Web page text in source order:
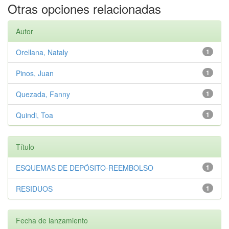
Otras opciones relacionadas
Autor
1
Orellana, Nataly
1
Pinos, Juan
1
Quezada, Fanny
1
Quindi, Toa
Título
1
ESQUEMAS DE DEPÓSITO-REEMBOLSO
1
RESIDUOS
Fecha de lanzamiento